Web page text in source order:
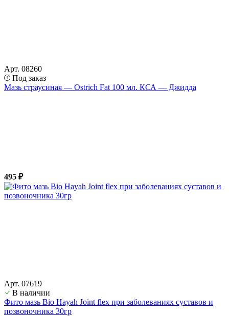
Арт. 08260
Под заказ
Мазь страусиная — Ostrich Fat 100 мл. КСА — Джидда
495 ₽
Арт. 07619
В наличии
Фито мазь Bio Hayah Joint flex при заболеваниях суставов и
позвоночника 30гр